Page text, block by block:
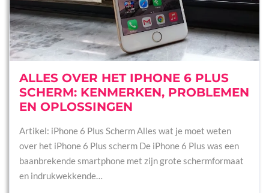
ALLES OVER HET IPHONE 6 PLUS
SCHERM: KENMERKEN, PROBLEMEN
EN OPLOSSINGEN
Artikel: iPhone 6 Plus Scherm Alles wat je moet weten
over het iPhone 6 Plus scherm De iPhone 6 Plus was een
baanbrekende smartphone met zijn grote schermformaat
en indrukwekkende…